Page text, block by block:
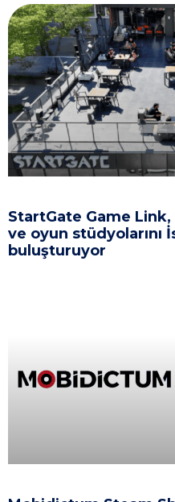
StartGate Game Link,
ve oyun stüdyolarını
buluşturuyor